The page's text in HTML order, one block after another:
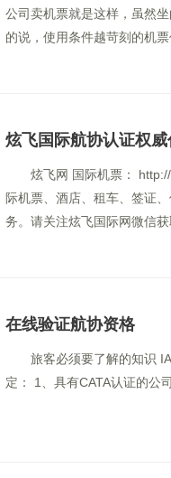
公司卖机票就是这样，虽然
的说，使用条件越苛刻的机
炫飞国际航协认证权威
炫飞网 国际机票：
际机票、酒店、租车、签证
务。请关注炫飞国际网微信
在线验证航协资格
旅客必须要了解的知识
定： 1、具有CATA认证的公